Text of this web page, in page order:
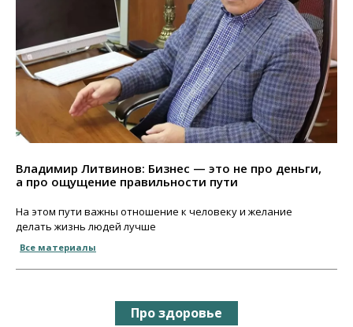
Владимир Литвинов: Бизнес — это не про деньги,
а про ощущение правильности пути
На этом пути важны отношение к человеку и желание
делать жизнь людей лучше
Все материалы
Про здоровье